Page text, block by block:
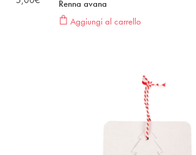
Renna avana
Aggiungi al carrello